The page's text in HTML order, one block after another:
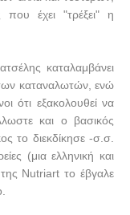
έχει "τρέξει" η
καταλαμβάνει
καταναλωτών, ενώ
ότι εξακολουθεί να
και ο βασικός
το διεκδίκησε -σ.σ.
(μια ελληνική και
Nutriart το έβγαλε